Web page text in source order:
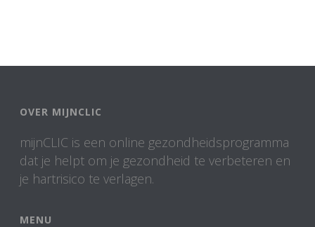
OVER MIJNCLIC
mijnCLIC is een online gezondheidsprogramma
dat je helpt om je gezondheid te verbeteren en
je hartrisico te verlagen.
MENU